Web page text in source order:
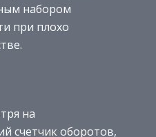
набором
при плохо
на
счетчик оборотов,